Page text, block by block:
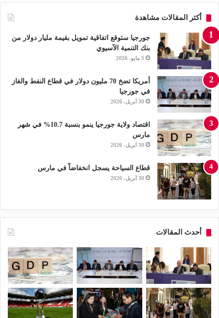
أكثر المقالات مشاهدة
جورجيا ستوقع اتفاقية تمويل بقيمة مليار دولار من
بنك التنمية الآسيوي
5 مايو، 2026
أمريكا تضخ 70 مليون دولار في قطاع النفط والغاز
في جورجيا
30 أبريل، 2026
اقتصاد ولاية جورجيا ينمو بنسبة 10.7% في شهر
مارس
30 أبريل، 2026
قطاع السياحة يسجل انخفاضاً في مارس
30 أبريل، 2026
أحدث المقالات